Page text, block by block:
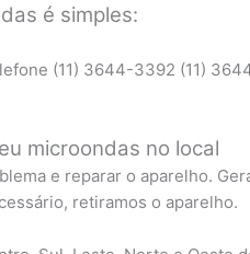
é simples:
(11) 3644-3392 (11)
microondas no local
e reparar o aparelho.
retiramos o aparelho.